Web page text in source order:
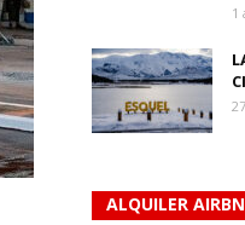
1
ALQUILER